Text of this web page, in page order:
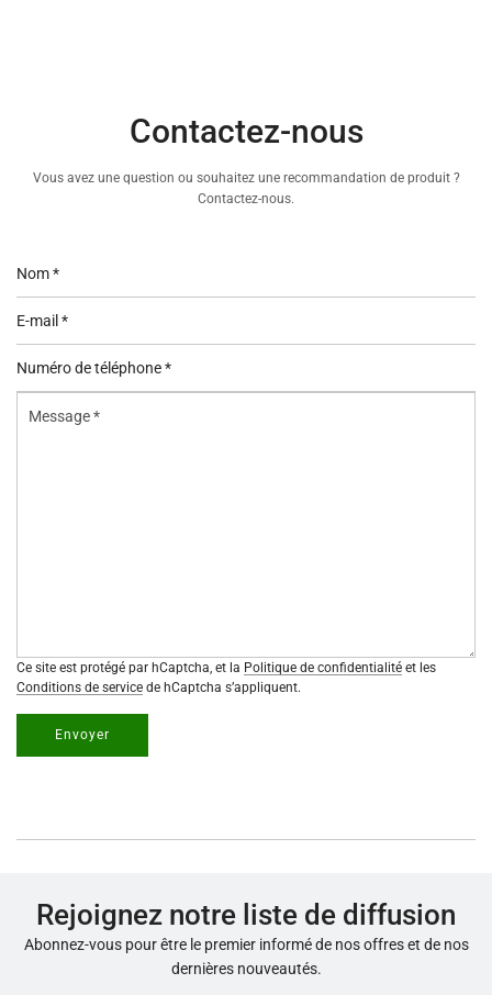
Contactez-nous
Vous avez une question ou souhaitez une recommandation de produit ?
Contactez-nous.
Ce site est protégé par hCaptcha, et la Politique de confidentialité et les
Conditions de service de hCaptcha s’appliquent.
Envoyer
Rejoignez notre liste de diffusion
Abonnez-vous pour être le premier informé de nos offres et de nos
dernières nouveautés.